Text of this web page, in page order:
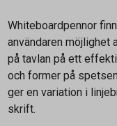
Whiteboardpennor
användaren möjlighet
på tavlan på ett
och former på
ger en variation i
skrift.